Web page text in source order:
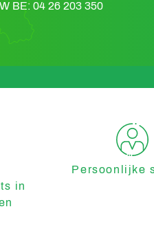
BE: 04 26 203 350
in
Persoonlijke